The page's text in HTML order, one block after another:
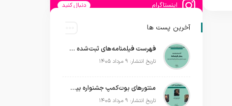
اینستاگرام دنبال کنید
آخرین پست ها
فهرست فیلمنامه‌های ثبت‌شده در دومین جشنواره بین‌المللی فیلم فضای باز ایران + اسامی
تاریخ انتشار: ۹ مرداد ۱۴۰۵
منتورهای بوت‌کمپ جشنواره بین‌المللی فیلم فضای باز ایران معرفی شدند؛ ساخت یک فیلم کوتاه داستانی در فضای باز
تاریخ انتشار: ۹ مرداد ۱۴۰۵